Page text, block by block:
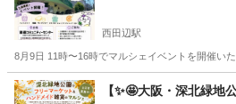
西田辺駅
8月9日 11時〜16時でマルシェイベントを開催い
大阪 西田辺駅 フリーマーケット
【✨🤩大阪・深北緑地